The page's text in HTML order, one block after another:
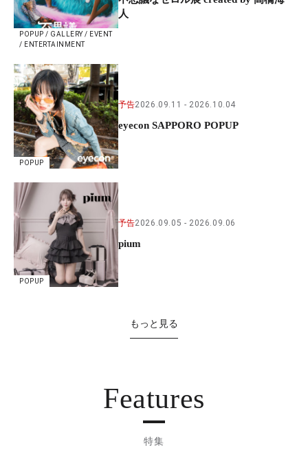
POPUP / GALLERY / EVENT
/ ENTERTAINMENT
人
POPUP
予告2026.09.11 2026.10.04
eyecon SAPPORO POPUP
POPUP
予告2026.09.05 2026.09.06
pium
もっと見る
Features
特集